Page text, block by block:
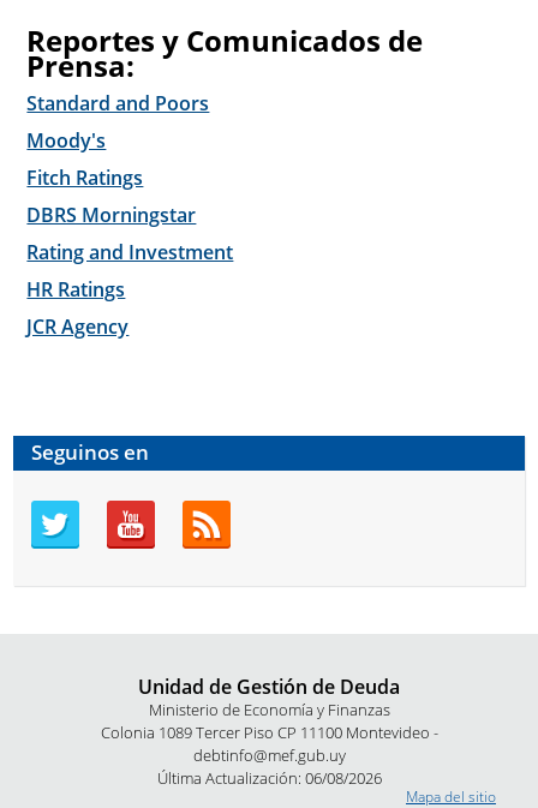
Reportes y Comunicados de
Prensa:
Standard and Poors
Moody's
Fitch Ratings
DBRS Morningstar
Rating and Investment
HR Ratings
JCR Agency
Seguinos en
Unidad de Gestión de Deuda
Ministerio de Economía y Finanzas
Colonia 1089 Tercer Piso CP 11100 Montevideo -
debtinfo@mef.gub.uy
Última Actualización: 06/08/2026
Mapa del sitio